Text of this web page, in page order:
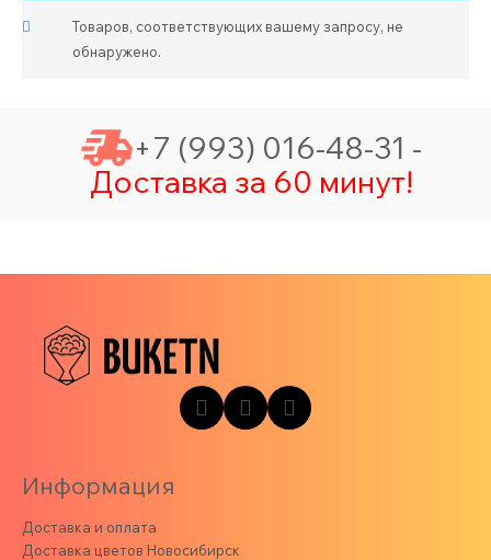
Товаров, соответствующих вашему запросу, не
обнаружено.
+7 (993) 016-48-31 -
Доставка за 60 минут!
Информация
Доставка и оплата
Доставка цветов Новосибирск